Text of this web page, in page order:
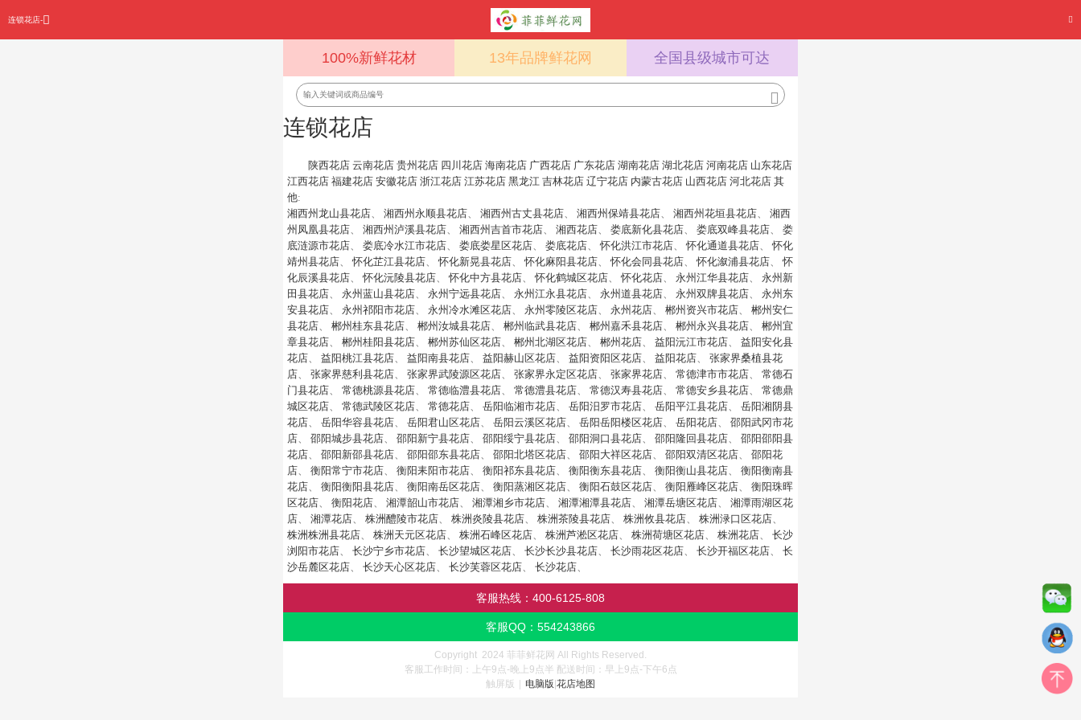
连锁花店-
100%新鲜花材 13年品牌鲜花网 全国县级城市可达
连锁花店
陕西花店 云南花店 贵州花店 四川花店 海南花店 广西花店 广东花店 湖南花店 湖北花店 河南花店 山东花店
江西花店 福建花店 安徽花店 浙江花店 江苏花店 黑龙江 吉林花店 辽宁花店 内蒙古花店 山西花店 河北花店 其
他:
湘西州龙山县花店、 湘西州永顺县花店、 湘西州古丈县花店、 湘西州保靖县花店、 湘西州花垣县花店、 湘西
州凤凰县花店、 湘西州泸溪县花店、 湘西州吉首市花店、 湘西花店、 娄底新化县花店、 娄底双峰县花店、 娄
底涟源市花店、 娄底冷水江市花店、 娄底娄星区花店、 娄底花店、怀化洪江市花店、怀化通道县花店、怀化
靖州县花店、怀化芷江县花店、怀化新晃县花店、怀化麻阳县花店、怀化会同县花店、怀化溆浦县花店、怀
化辰溪县花店、怀化沅陵县花店、怀化中方县花店、怀化鹤城区花店、怀化花店、 永州江华县花店、 永州新
田县花店、 永州蓝山县花店、 永州宁远县花店、 永州江永县花店、 永州道县花店、 永州双牌县花店、 永州东
安县花店、 永州祁阳市花店、 永州冷水滩区花店、 永州零陵区花店、 永州花店、 郴州资兴市花店、 郴州安仁
县花店、 郴州桂东县花店、 郴州汝城县花店、 郴州临武县花店、 郴州嘉禾县花店、 郴州永兴县花店、 郴州宜
章县花店、 郴州桂阳县花店、 郴州苏仙区花店、 郴州北湖区花店、 郴州花店、 益阳沅江市花店、 益阳安化县
花店、 益阳桃江县花店、 益阳南县花店、 益阳赫山区花店、 益阳资阳区花店、 益阳花店、 张家界桑植县花
店、 张家界慈利县花店、 张家界武陵源区花店、 张家界永定区花店、 张家界花店、 常德津市市花店、 常德石
门县花店、 常德桃源县花店、 常德临澧县花店、 常德澧县花店、 常德汉寿县花店、 常德安乡县花店、 常德鼎
城区花店、 常德武陵区花店、 常德花店、 岳阳临湘市花店、 岳阳汨罗市花店、 岳阳平江县花店、 岳阳湘阴县
花店、 岳阳华容县花店、 岳阳君山区花店、 岳阳云溪区花店、 岳阳岳阳楼区花店、 岳阳花店、 邵阳武冈市花
店、 邵阳城步县花店、 邵阳新宁县花店、 邵阳绥宁县花店、 邵阳洞口县花店、 邵阳隆回县花店、 邵阳邵阳县
花店、 邵阳新邵县花店、 邵阳邵东县花店、 邵阳北塔区花店、 邵阳大祥区花店、 邵阳双清区花店、 邵阳花
店、 衡阳常宁市花店、 衡阳耒阳市花店、 衡阳祁东县花店、 衡阳衡东县花店、 衡阳衡山县花店、 衡阳衡南县
花店、 衡阳衡阳县花店、 衡阳南岳区花店、 衡阳蒸湘区花店、 衡阳石鼓区花店、 衡阳雁峰区花店、 衡阳珠晖
区花店、 衡阳花店、 湘潭韶山市花店、 湘潭湘乡市花店、 湘潭湘潭县花店、 湘潭岳塘区花店、 湘潭雨湖区花
店、 湘潭花店、 株洲醴陵市花店、 株洲炎陵县花店、 株洲茶陵县花店、 株洲攸县花店、 株洲渌口区花店、
株洲株洲县花店、 株洲天元区花店、 株洲石峰区花店、 株洲芦淞区花店、 株洲荷塘区花店、 株洲花店、 长沙
浏阳市花店、 长沙宁乡市花店、 长沙望城区花店、 长沙长沙县花店、 长沙雨花区花店、 长沙开福区花店、 长
沙岳麓区花店、 长沙天心区花店、 长沙芙蓉区花店、 长沙花店、
客服热线： 400-6125-808
客服QQ： 554243866
Copyright 2024 菲菲鲜花网 All Rights Reserved.
客服工作时间：上午9点-晚上9点半 配送时间：早上9点-下午6点
触屏版
电脑版 花店地图